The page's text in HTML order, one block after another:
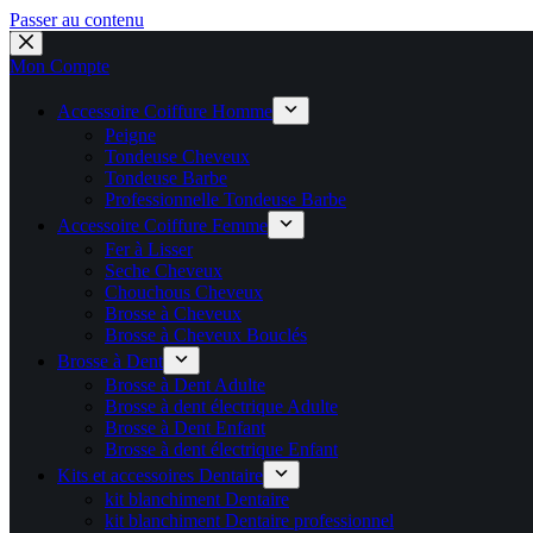
💼 Espace Pro ouvert ! 👉 Rejoignez notre Espace Pro B2B et
🚚 Livraison Gratuite en Europe
🔥 Déjà adopté par les pros 👉 Passez en Espace Pro B2B 📦
💼 Offres réservées aux professionnels 🚀 Rejoignez l’Espace
Passer au contenu
Mon Compte
Accessoire Coiffure Homme
Peigne
Tondeuse Cheveux
Tondeuse Barbe
Professionnelle Tondeuse Barbe
Accessoire Coiffure Femme
Fer à Lisser
Seche Cheveux
Chouchous Cheveux
Brosse à Cheveux
Brosse à Cheveux Bouclés
Brosse à Dent
Brosse à Dent Adulte
Brosse à dent électrique Adulte
Brosse à Dent Enfant
Brosse à dent électrique Enfant
Kits et accessoires Dentaire
kit blanchiment Dentaire
kit blanchiment Dentaire professionnel